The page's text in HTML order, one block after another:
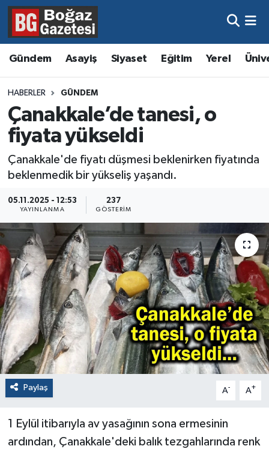
Gündem Asayiş Siyaset Eğitim Yerel
HABERLER GÜNDEM
Çanakkale’de tanesi, o
fiyata yükseldi
Çanakkale'de fiyatı düşmesi beklenirken fiyatında
beklenmedik bir yükseliş yaşandı.
05.11.2025 - 12:53
YAYINLANMA
237
GÖSTERIM
Paylaş A- A+
1 Eylül itibarıyla av yasağının sona ermesinin
ardından, Çanakkale'deki balık tezgahlarında renk
Asayiş
Eğitim
Ekonomi
Gündem
Kültür ve Sanat
Magazin
Resmi İlanlar
Sağlık
Hava Durumu
Trafik Durumu
Süper Lig Puan Durumu ve Fikstür
Tüm Manşetler
Son Dakika Haberleri
Haber Arşivi